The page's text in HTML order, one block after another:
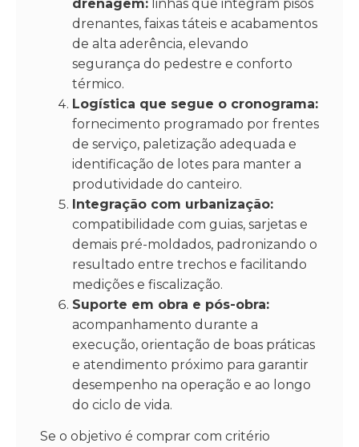
drenagem: linhas que integram pisos
drenantes, faixas táteis e acabamentos
de alta aderência, elevando
segurança do pedestre e conforto
térmico.
Logística que segue o cronograma:
fornecimento programado por frentes
de serviço, paletização adequada e
identificação de lotes para manter a
produtividade do canteiro.
Integração com urbanização:
compatibilidade com guias, sarjetas e
demais pré-moldados, padronizando o
resultado entre trechos e facilitando
medições e fiscalização.
Suporte em obra e pós-obra:
acompanhamento durante a
execução, orientação de boas práticas
e atendimento próximo para garantir
desempenho na operação e ao longo
do ciclo de vida.
Se o objetivo é comprar com critério